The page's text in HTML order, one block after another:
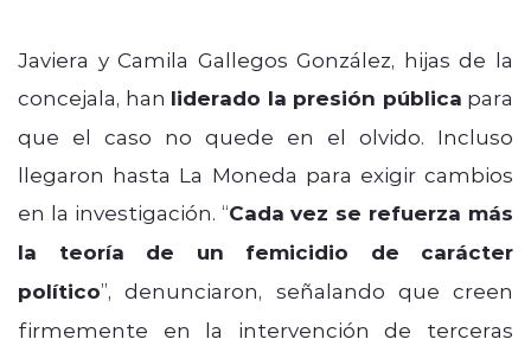
Javiera y Camila Gallegos González, hijas de la
concejala, han liderado la presión pública para
que el caso no quede en el olvido. Incluso
llegaron hasta La Moneda para exigir cambios
en la investigación. “Cada vez se refuerza más
la teoría de un femicidio de carácter
político”, denunciaron, señalando que creen
firmemente en la intervención de terceras